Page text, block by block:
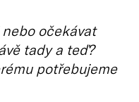
očekávat
tady a teď?
potřebujeme